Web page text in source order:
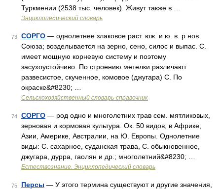
Туркмении (2538 тыс. человек). Живут также в …
Энциклопедический словарь
73 СОРГО — однолетнее злаковое раст. юж. и ю. в. р нов
Союза; возделывается на зерно, сено, силос и выпас. С.
имеет мощную корневую систему и поэтому
засухоустойчиво. По строению метелки различают
развесистое, скученное, комовое (джугара) С. По
окраске&#8230; …
Сельскохозяйственный словарь-справочник
74 СОРГО — род одно и многолетних трав сем. мятликовых,
зерновая и кормовая культура. Ок. 50 видов, в Африке,
Азии, Америке, Австралии, на Ю. Европы. Однолетние
виды: С. сахарное, суданская трава, С. обыкновенное,
джугара, дурра, гаолян и др.; многолетний&#8230; …
Естествознание. Энциклопедический словарь
75 Персы — У этого термина существуют и другие значения,